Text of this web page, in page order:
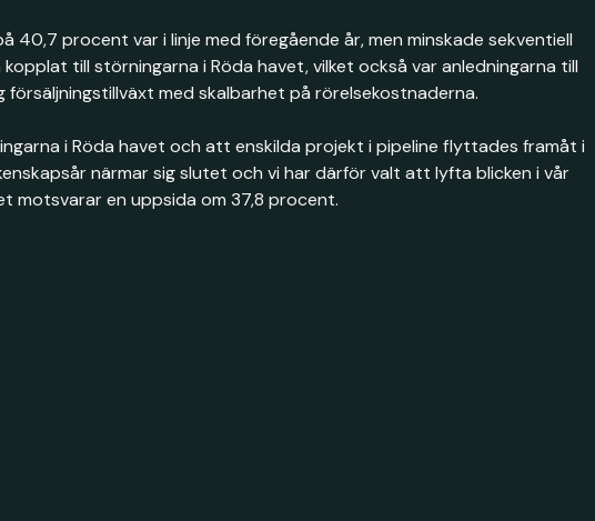
procent var i linje med föregående år, men minskade sekventiell
till störningarna i Röda havet, vilket också var anledningarna till
med skalbarhet på rörelsekostnaderna.
i Röda havet och att enskilda projekt i pipeline flyttades framåt i
närmar sig slutet och vi har därför valt att lyfta blicken i vår
motsvarar en uppsida om 37,8 procent.